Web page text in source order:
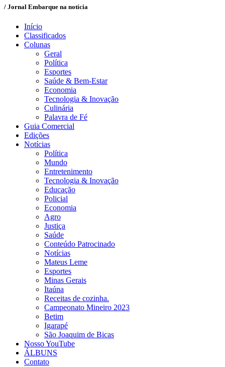
/ Jornal Embarque na notícia
Início
Classificados
Colunas
Geral
Política
Esportes
Saúde & Bem-Estar
Economia
Tecnologia & Inovação
Culinária
Palavra de Fé
Guia Comercial
Edições
Notícias
Política
Mundo
Entretenimento
Tecnologia & Inovação
Educação
Policial
Economia
Agro
Justiça
Saúde
Conteúdo Patrocinado
Notícias
Mateus Leme
Esportes
Minas Gerais
Itaúna
Receitas de cozinha.
Campeonato Mineiro 2023
Betim
Igarapé
São Joaquim de Bicas
Nosso YouTube
ÁLBUNS
Contato